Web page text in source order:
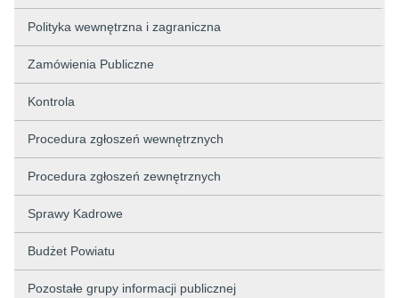
Polityka wewnętrzna i zagraniczna
Zamówienia Publiczne
Kontrola
Procedura zgłoszeń wewnętrznych
Procedura zgłoszeń zewnętrznych
Sprawy Kadrowe
Budżet Powiatu
Pozostałe grupy informacji publicznej